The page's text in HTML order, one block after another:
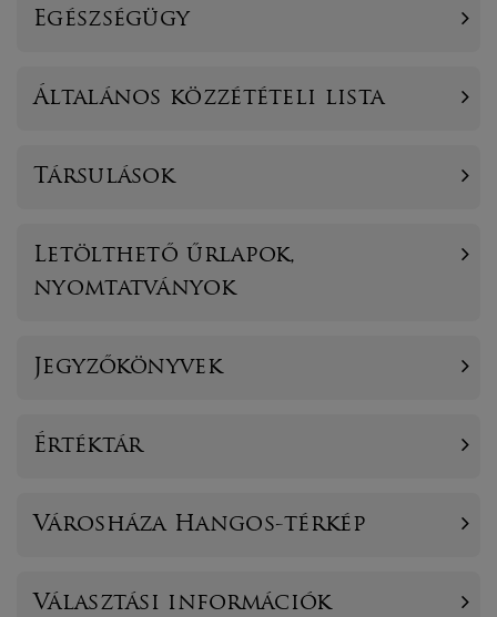
Egészségügy
Általános közzétételi lista
Társulások
Letölthető űrlapok,
nyomtatványok
Jegyzőkönyvek
Értéktár
Városháza Hangos-térkép
Választási információk